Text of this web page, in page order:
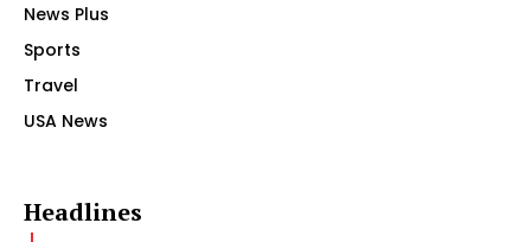
News Plus
Sports
Travel
USA News
Headlines